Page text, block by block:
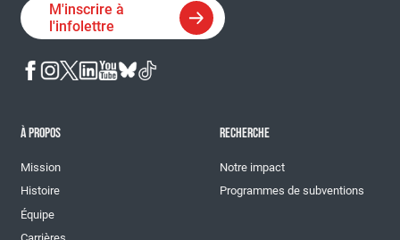
M'inscrire à
l'infolettre
À PROPOS
Mission
Histoire
Équipe
RECHERCHE
Notre impact
Programmes de subventions